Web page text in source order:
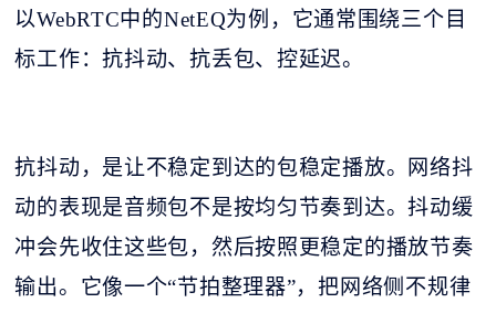
以WebRTC中的NetEQ为例，它通常围绕三个目
标工作：抗抖动、抗丢包、控延迟。
抗抖动，是让不稳定到达的包稳定播放。网络抖
动的表现是音频包不是按均匀节奏到达。抖动缓
冲会先收住这些包，然后按照更稳定的播放节奏
输出。它像一个“节拍整理器”，把网络侧不规律